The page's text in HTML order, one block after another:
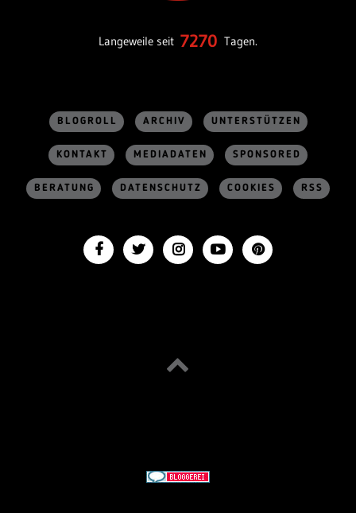
Langeweile seit 7270 Tagen.
BLOGROLL ARCHIV UNTERSTÜTZEN
KONTAKT MEDIADATEN SPONSORED
BERATUNG DATENSCHUTZ COOKIES RSS